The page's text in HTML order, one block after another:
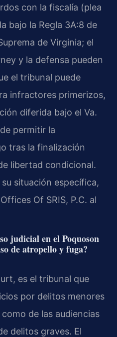
con la fiscalía (plea
bajo la Regla 3A:8 de
de Virginia; el
y la defensa pueden
el tribunal puede
infractores primerizos,
diferida bajo el Va.
permitir la
tras la finalización
libertad condicional.
situación específica,
Of SRIS, P.C. al
judicial en el Poquoson
de atropello y fuga?
es el tribunal que
por delitos menores
de las audiencias
delitos graves. El